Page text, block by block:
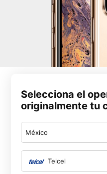
Selecciona el
originalmente tu
México
Telcel